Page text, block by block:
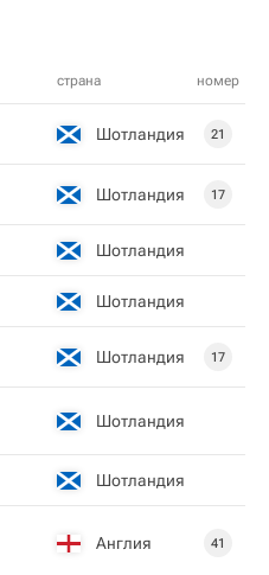
страна номер
Шотландия 21
Шотландия 17
Шотландия
Шотландия
Шотландия 17
Шотландия
Шотландия
Англия 41